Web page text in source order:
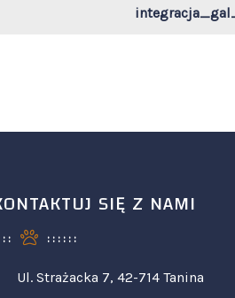
SIĘ Z NAMI
Ul. Strażacka 7, 42-714 Tanina